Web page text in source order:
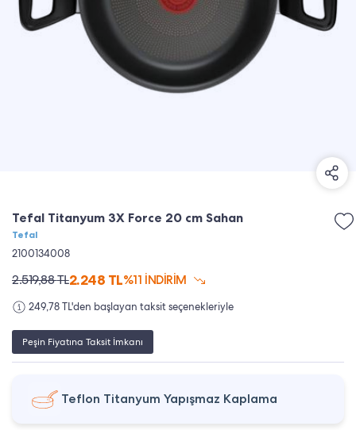
Tefal Titanyum 3X Force 20 cm Sahan
Tefal
2100134008
2.519,88TL2.248 TL%11 İNDİRİM
249,78 TL'den başlayan taksit seçenekleriyle
Peşin Fiyatına Taksit İmkanı
Teflon Titanyum Yapışmaz Kaplama